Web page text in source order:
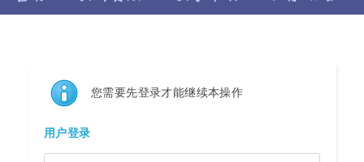
您需要先登录才能继续本操作
用户登录